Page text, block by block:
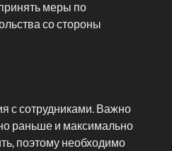
меры по
со стороны
с сотрудниками. Важно
раньше и максимально
поэтому необходимо